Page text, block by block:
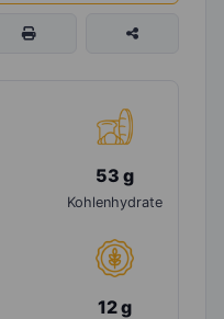
53 g
Kohlenhydrate
12 g